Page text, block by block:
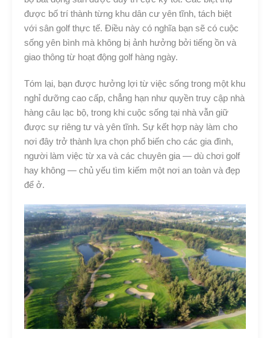
được bố trí thành từng khu dân cư yên tĩnh, tách biệt
với sân golf thực tế. Điều này có nghĩa bạn sẽ có cuộc
sống yên bình mà không bị ảnh hưởng bởi tiếng ồn và
giao thông từ hoạt động golf hàng ngày.
Tóm lại, bạn được hưởng lợi từ việc sống trong một khu
nghỉ dưỡng cao cấp, chẳng hạn như quyền truy cập nhà
hàng câu lạc bộ, trong khi cuộc sống tại nhà vẫn giữ
được sự riêng tư và yên tĩnh. Sự kết hợp này làm cho
nơi đây trở thành lựa chọn phổ biến cho các gia đình,
người làm việc từ xa và các chuyên gia — dù chơi golf
hay không — chủ yếu tìm kiếm một nơi an toàn và đẹp
để ở.